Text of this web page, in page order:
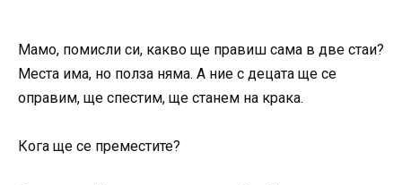
Мамо, помисли си, какво ще правиш сама в две стаи?
Места има, но полза няма. А ние с децата ще се
оправим, ще спестим, ще станем на крака.
Кога ще се преместите?